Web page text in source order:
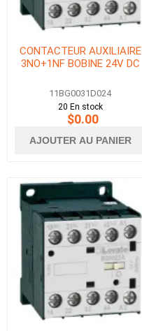
CONTACTEUR AUXILIAIRE
3NO+1NF BOBINE 24V DC
11BG0031D024
20 En stock
$0.00
AJOUTER AU PANIER